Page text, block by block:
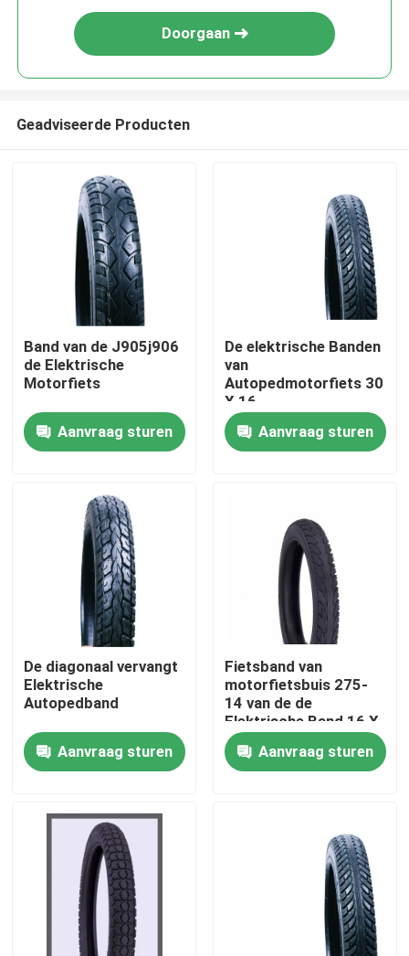
Thuis
Over ons
Fabrieksreis
Kwaliteitscontrole
Contacteer ons
nieuws
Alle Gevallen
De Band van de motorfietsbuis
De Band van de straatmotorfiets
Doorgaan
Geadviseerde Producten
Band van de J905j906
de Elektrische
Motorfiets
Aanvraag sturen
De elektrische Banden
van
Autopedmotorfiets 30
X 16
Aanvraag sturen
De diagonaal vervangt
Elektrische
Autopedband
Aanvraag sturen
Fietsband van
motorfietsbuis 275-
14 van de de
Elektrische Band 16 X
2,125
Aanvraag sturen